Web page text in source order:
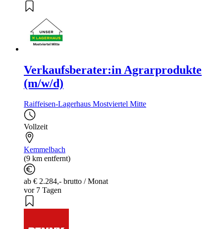
Verkaufsberater:in Agrarprodukte
(m/w/d)
Raiffeisen-Lagerhaus Mostviertel Mitte
Vollzeit
Kemmelbach
(9 km entfernt)
ab € 2.284,- brutto / Monat
vor 7 Tagen